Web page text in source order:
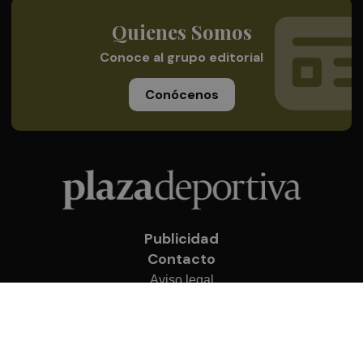
Quienes Somos
Conoce al grupo editorial
Conócenos
Publicidad
Contacto
Aviso legal